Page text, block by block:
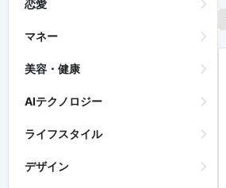
恋愛
マネー
美容・健康
AIテクノロジー
ライフスタイル
デザイン